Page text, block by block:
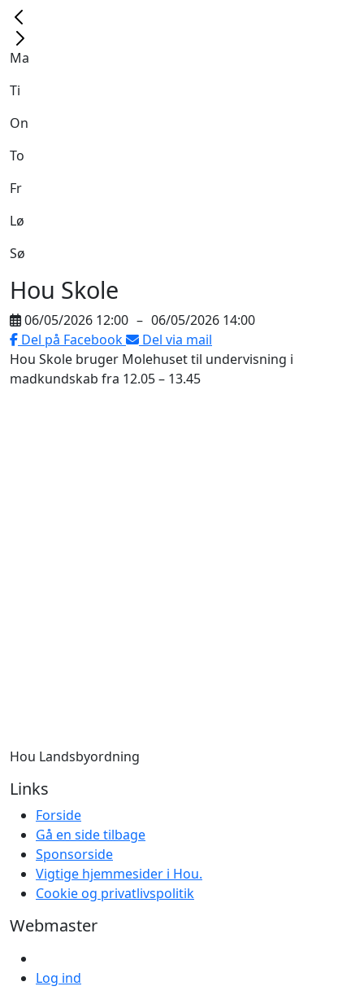
Ma
Ti
On
To
Fr
Lø
Sø
Hou Skole
06/05/2026 12:00 – 06/05/2026 14:00
Del på Facebook
Del via mail
Hou Skole bruger Molehuset til undervisning i
madkundskab fra 12.05 – 13.45
Hou Landsbyordning
Links
Forside
Gå en side tilbage
Sponsorside
Vigtige hjemmesider i Hou.
Cookie og privatlivspolitik
Webmaster
Log ind